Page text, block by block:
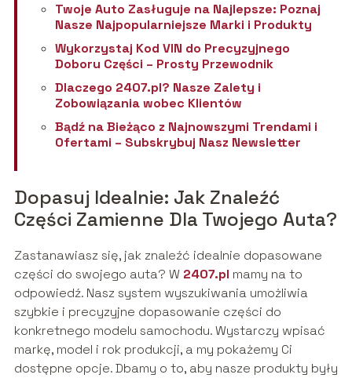
Twoje Auto Zasługuje na Najlepsze: Poznaj
Nasze Najpopularniejsze Marki i Produkty
Wykorzystaj Kod VIN do Precyzyjnego
Doboru Części – Prosty Przewodnik
Dlaczego 2407.pl? Nasze Zalety i
Zobowiązania wobec Klientów
Bądź na Bieżąco z Najnowszymi Trendami i
Ofertami – Subskrybuj Nasz Newsletter
Dopasuj Idealnie: Jak Znaleźć
Części Zamienne Dla Twojego Auta?
Zastanawiasz się, jak znaleźć idealnie dopasowane
części do swojego auta? W 2407.pl mamy na to
odpowiedź. Nasz system wyszukiwania umożliwia
szybkie i precyzyjne dopasowanie części do
konkretnego modelu samochodu. Wystarczy wpisać
markę, model i rok produkcji, a my pokażemy Ci
dostępne opcje. Dbamy o to, aby nasze produkty były